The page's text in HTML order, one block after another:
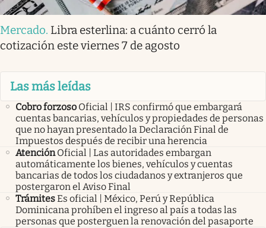
Mercado. Libra esterlina: a cuánto cerró la
cotización este viernes 7 de agosto
Las más leídas
Cobro forzoso Oficial | IRS confirmó que embargará
cuentas bancarias, vehículos y propiedades de personas
que no hayan presentado la Declaración Final de
Impuestos después de recibir una herencia
Atención Oficial | Las autoridades embargan
automáticamente los bienes, vehículos y cuentas
bancarias de todos los ciudadanos y extranjeros que
postergaron el Aviso Final
TrámitesEs oficial | México, Perú y República
Dominicana prohíben el ingreso al país a todas las
personas que posterguen la renovación del pasaporte